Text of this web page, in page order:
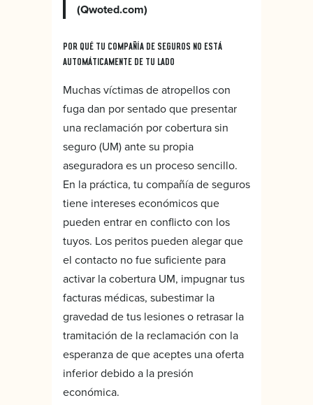
(Qwoted.com)
POR QUÉ TU COMPAÑÍA DE SEGUROS NO ESTÁ
AUTOMÁTICAMENTE DE TU LADO
Muchas víctimas de atropellos con
fuga dan por sentado que presentar
una reclamación por cobertura sin
seguro (UM) ante su propia
aseguradora es un proceso sencillo.
En la práctica, tu compañía de seguros
tiene intereses económicos que
pueden entrar en conflicto con los
tuyos. Los peritos pueden alegar que
el contacto no fue suficiente para
activar la cobertura UM, impugnar tus
facturas médicas, subestimar la
gravedad de tus lesiones o retrasar la
tramitación de la reclamación con la
esperanza de que aceptes una oferta
inferior debido a la presión
económica.